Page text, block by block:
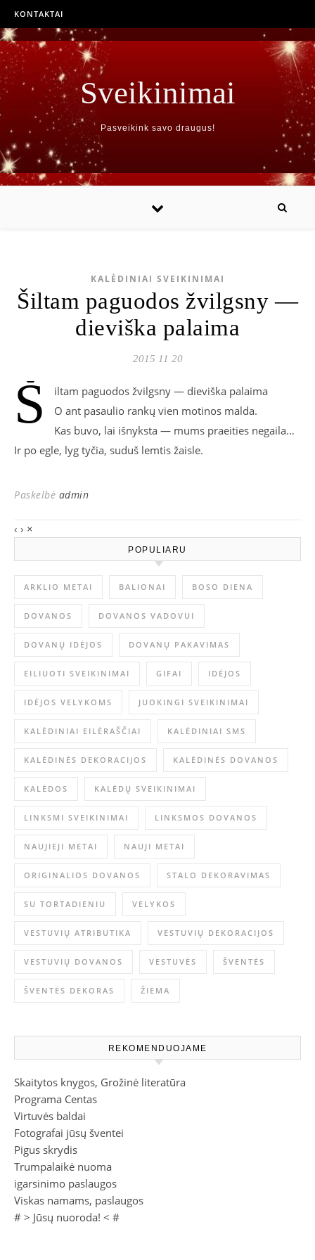
KONTAKTAI
Sveikinimai
Pasveikink savo draugus!
KALĖDINIAI SVEIKINIMAI
Šiltam paguodos žvilgsny —
dieviška palaima
2015 11 20
Š
iltam paguodos žvilgsny — dieviška palaima
O ant pasaulio rankų vien motinos malda.
Kas buvo, lai išnyksta — mums praeities negaila…
Ir po egle, lyg tyčia, suduš lemtis žaisle.
Paskelbė admin
‹ › ×
POPULIARU
ARKLIO METAI BALIONAI BOSO DIENA
DOVANOS DOVANOS VADOVUI
DOVANŲ IDĖJOS DOVANŲ PAKAVIMAS
EILIUOTI SVEIKINIMAI GIFAI IDĖJOS
IDĖJOS VELYKOMS JUOKINGI SVEIKINIMAI
KALĖDINIAI EILĖRAŠČIAI KALĖDINIAI SMS
KALĖDINĖS DEKORACIJOS KALĖDINĖS DOVANOS
KALĖDOS KALĖDŲ SVEIKINIMAI
LINKSMI SVEIKINIMAI LINKSMOS DOVANOS
NAUJIEJI METAI NAUJI METAI
ORIGINALIOS DOVANOS STALO DEKORAVIMAS
SU TORTADIENIU VELYKOS
VESTUVIŲ ATRIBUTIKA VESTUVIŲ DEKORACIJOS
VESTUVIŲ DOVANOS VESTUVĖS ŠVENTĖS
ŠVENTĖS DEKORAS ŽIEMA
REKOMENDUOJAME
Skaitytos knygos, Grožinė literatūra
Programa Centas
Virtuvės baldai
Fotografai jūsų šventei
Pigus skrydis
Trumpalaikė nuoma
igarsinimo paslaugos
Viskas namams, paslaugos
# > Jūsų nuoroda! < #